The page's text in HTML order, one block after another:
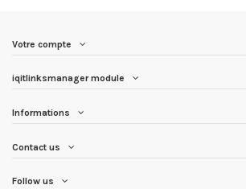
Votre compte
iqitlinksmanager module
Informations
Contact us
Follow us